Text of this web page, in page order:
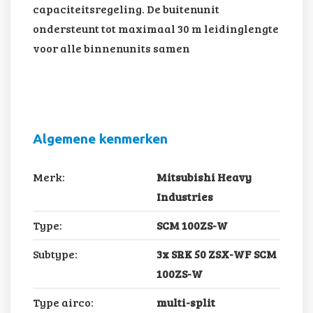
capaciteitsregeling. De buitenunit
ondersteunt tot maximaal 30 m leidinglengte
voor alle binnenunits samen
Algemene kenmerken
Merk:
Mitsubishi Heavy
Industries
Type:
SCM 100ZS-W
Subtype:
3x SRK 50 ZSX-WF SCM
100ZS-W
Type airco:
multi-split